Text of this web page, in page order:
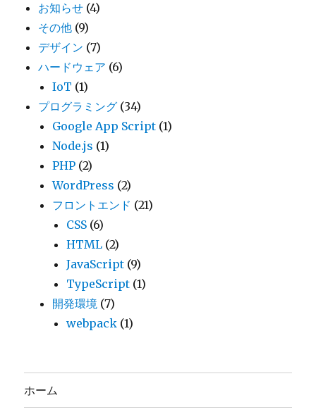
お知らせ (4)
その他 (9)
デザイン (7)
ハードウェア (6)
IoT (1)
プログラミング (34)
Google App Script (1)
Node.js (1)
PHP (2)
WordPress (2)
フロントエンド (21)
CSS (6)
HTML (2)
JavaScript (9)
TypeScript (1)
開発環境 (7)
webpack (1)
ホーム